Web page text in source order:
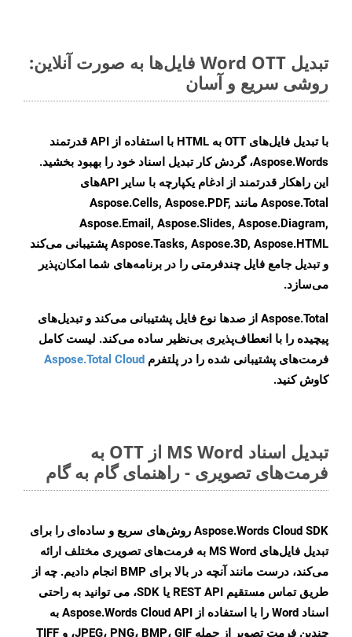
تبدیل Word OTT فایل‌ها به صورت آنلاین:
روشی سریع و آسان
با تبدیل فایل‌های OTT به HTML با استفاده از API قدرتمند
Aspose.Words، گردش کار تبدیل اسناد خود را بهبود بخشید.
این راهکار قدرتمند از ادغام یکپارچه با سایر APIهای
Aspose.Total مانند Aspose.Cells, Aspose.PDF,
Aspose.Email, Aspose.Slides, Aspose.Diagram,
Aspose.Tasks, Aspose.3D, Aspose.HTML پشتیبانی می‌کند
و تبدیل جامع فایل چندفرمتی را در برنامه‌های شما امکان‌پذیر
می‌سازد.
Aspose.Total از صدها نوع فایل پشتیبانی می‌کند و تبدیل‌های
پیچیده را با انعطاف‌پذیری بی‌نظیر ساده می‌کند. لیست کامل
فرمت‌های پشتیبانی شده را در پلتفرم Aspose.Total Cloud
کاوش کنید.
تبدیل اسناد MS Word از OTT به
فرمت‌های تصویری - راهنمای گام به گام
Aspose.Words Cloud SDK روش‌های سریع و ساده‌ای را برای
تبدیل فایل‌های MS Word به فرمت‌های تصویری مختلف ارائه
می‌کند، درست مانند آنچه در بالا برای BMP انجام دادیم. چه از
طریق تماس مستقیم REST API یا SDK، می توانید به راحتی
اسناد Word را با استفاده از Aspose.Words Cloud API به
چندین فرمت تصویر از جمله JPEG، PNG، BMP، GIF، و TIFF